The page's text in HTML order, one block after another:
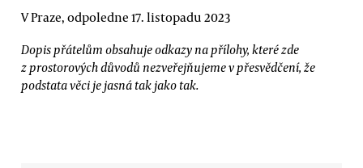
V Praze, odpoledne 17. listopadu 2023
Dopis přátelům obsahuje odkazy na přílohy, které zde
z prostorových důvodů nezveřejňujeme v přesvědčení, že
podstata věci je jasná tak jako tak.